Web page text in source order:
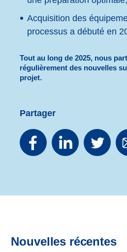
Acquisition des
processus a débuté en
Tout au long de 2025, nous
régulièrement des nouvelles
projet.
Partager
Nouvelles récentes